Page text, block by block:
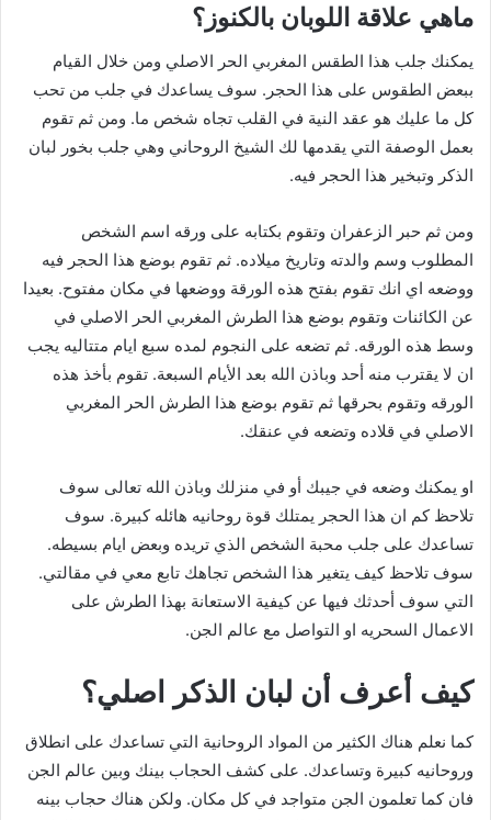
ماهي علاقة اللوبان بالكنوز؟
يمكنك جلب هذا الطقس المغربي الحر الاصلي ومن خلال القيام
ببعض الطقوس على هذا الحجر. سوف يساعدك في جلب من تحب
كل ما عليك هو عقد النية في القلب تجاه شخص ما. ومن ثم تقوم
بعمل الوصفة التي يقدمها لك الشيخ الروحاني وهي جلب بخور لبان
الذكر وتبخير هذا الحجر فيه.
ومن ثم حبر الزعفران وتقوم بكتابه على ورقه اسم الشخص
المطلوب وسم والدته وتاريخ ميلاده. ثم تقوم بوضع هذا الحجر فيه
ووضعه اي انك تقوم بفتح هذه الورقة ووضعها في مكان مفتوح. بعيدا
عن الكائنات وتقوم بوضع هذا الطرش المغربي الحر الاصلي في
وسط هذه الورقه. ثم تضعه على النجوم لمده سبع ايام متتاليه يجب
ان لا يقترب منه أحد وباذن الله بعد الأيام السبعة. تقوم بأخذ هذه
الورقه وتقوم بحرقها ثم تقوم بوضع هذا الطرش الحر المغربي
الاصلي في قلاده وتضعه في عنقك.
او يمكنك وضعه في جيبك أو في منزلك وباذن الله تعالى سوف
تلاحظ كم ان هذا الحجر يمتلك قوة روحانيه هائله كبيرة. سوف
تساعدك على جلب محبة الشخص الذي تريده وبعض ايام بسيطه.
سوف تلاحظ كيف يتغير هذا الشخص تجاهك تابع معي في مقالتي.
التي سوف أحدثك فيها عن كيفية الاستعانة بهذا الطرش على
الاعمال السحريه او التواصل مع عالم الجن.
كيف أعرف أن لبان الذكر اصلي؟
كما نعلم هناك الكثير من المواد الروحانية التي تساعدك على انطلاق
وروحانيه كبيرة وتساعدك. على كشف الحجاب بينك وبين عالم الجن
فان كما تعلمون الجن متواجد في كل مكان. ولكن هناك حجاب بينه